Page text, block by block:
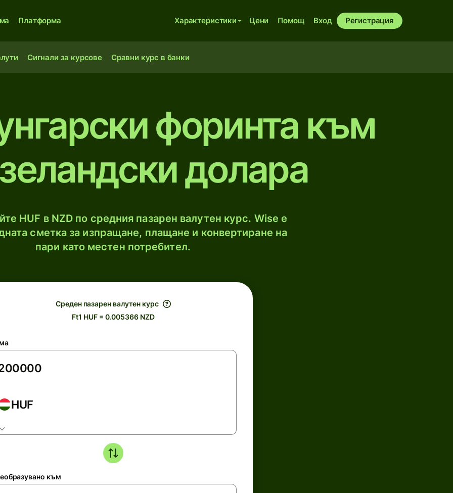
Платформа Характеристики Цени Помощ Вход Регистрация
Сигнали за курсове Сравни курс в банки
форинта към
долара
HUF в NZD по средния пазарен валутен курс. Wise е
сметка за изпращане, плащане и конвертиране на
пари като местен потребител.
Среден пазарен валутен курс
Ft1 HUF = 0.005366 NZD
HUF
към